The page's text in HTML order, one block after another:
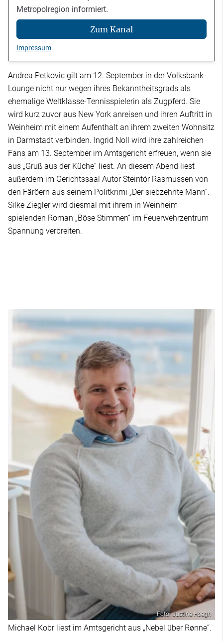
Metropolregion informiert.
Zum Kanal
Impressum
Andrea Petkovic gilt am 12. September in der Volksbank-
Lounge nicht nur wegen ihres Bekanntheitsgrads als
ehemalige Weltklasse-Tennisspielerin als Zugpferd. Sie
wird kurz zuvor aus New York anreisen und ihren Auftritt in
Weinheim mit einem Aufenthalt an ihrem zweiten Wohnsitz
in Darmstadt verbinden. Ingrid Noll wird ihre zahlreichen
Fans am 13. September im Amtsgericht erfreuen, wenn sie
aus „Gruß aus der Küche“ liest. An diesem Abend liest
außerdem im Gerichtssaal Autor Steintór Rasmussen von
den Färöern aus seinem Politkrimi „Der siebzehnte Mann“.
Silke Ziegler wird diesmal mit ihrem in Weinheim
spielenden Roman „Böse Stimmen“ im Feuerwehrzentrum
Spannung verbreiten.
Foto: Justine Hoegh
Michael Kobr liest im Amtsgericht aus „Nebel über Rønne“.